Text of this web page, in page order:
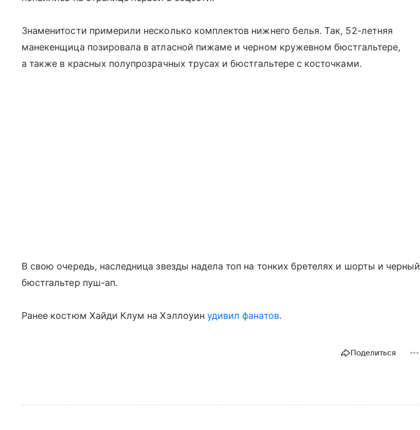
Знаменитости примерили несколько комплектов нижнего белья. Так, 52-летняя
манекенщица позировала в атласной пижаме и черном кружевном бюстгальтере,
а также в красных полупрозрачных трусах и бюстгальтере с косточками.
В свою очередь, наследница звезды надела топ на тонких бретелях и шорты и черный
бюстгальтер пуш-ап.
Ранее костюм Хайди Клум на Хэллоуин удивил фанатов.
Поделиться